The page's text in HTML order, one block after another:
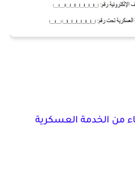
من الخدمة العسكرية